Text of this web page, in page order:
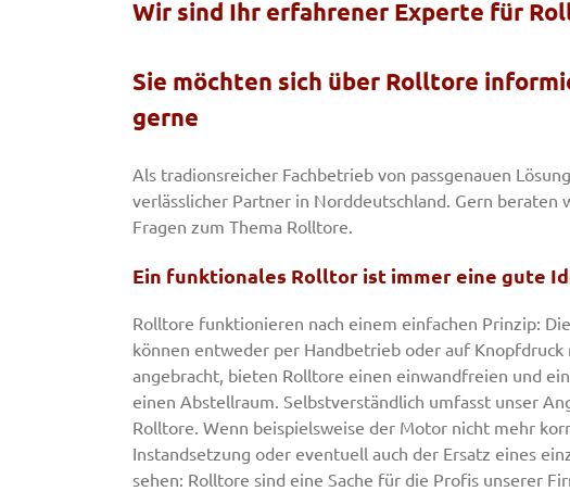
Wir sind Ihr erfahrener Experte für
Sie möchten sich über Rolltore
gerne
Als tradionsreicher Fachbetrieb von passgenauen
verlässlicher Partner in Norddeutschland. Gern beraten
Fragen zum Thema Rolltore.
Ein funktionales Rolltor ist immer eine gute
Rolltore funktionieren nach einem einfachen Prinzip:
können entweder per Handbetrieb oder auf
angebracht, bieten Rolltore einen einwandfreien und
einen Abstellraum. Selbstverständlich umfasst unser
Rolltore. Wenn beispielsweise der Motor nicht mehr
Instandsetzung oder eventuell auch der Ersatz eines
sehen: Rolltore sind eine Sache für die Profis unserer